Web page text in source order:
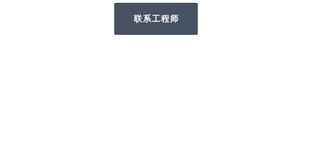
联系工程师